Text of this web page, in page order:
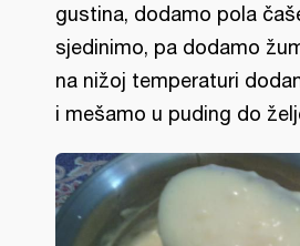
gustina, dodamo pola
sjedinimo, pa dodamo
na nižoj temperaturi
i mešamo u puding do